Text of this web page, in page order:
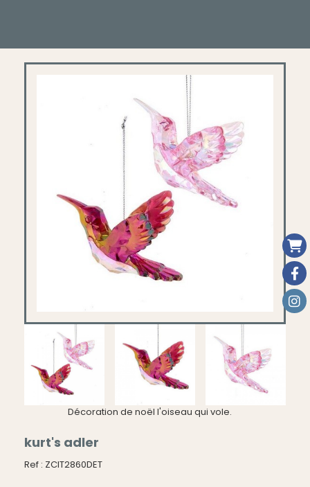
Décoration de noël l'oiseau qui vole.
kurt's adler
Ref : ZCIT2860DET